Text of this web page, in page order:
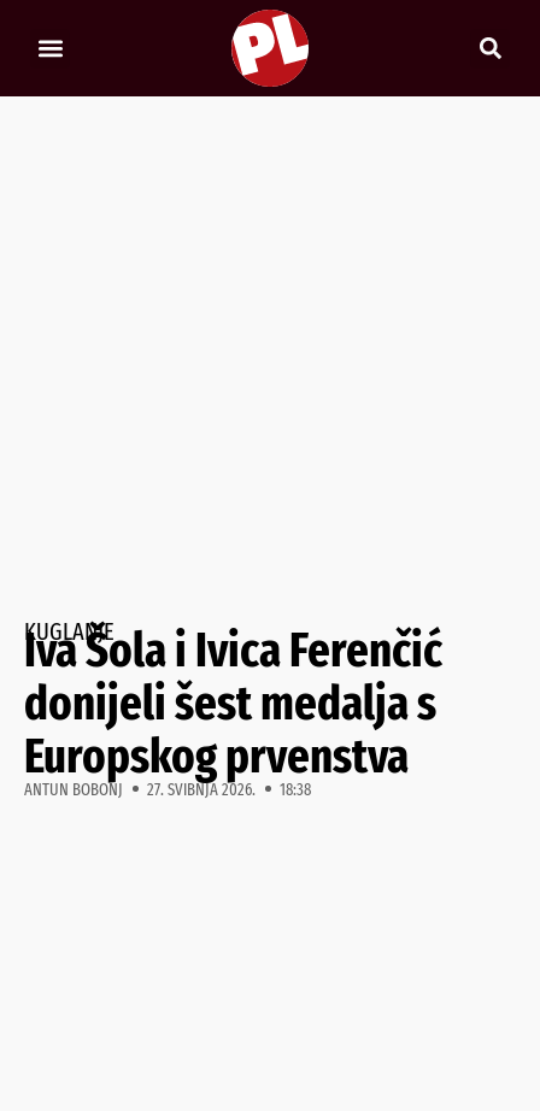
KUGLANJE
Iva Šola i Ivica Ferenčić
donijeli šest medalja s
Europskog prvenstva
ANTUN BOBONJ 27. SVIBNJA 2026. 18:38